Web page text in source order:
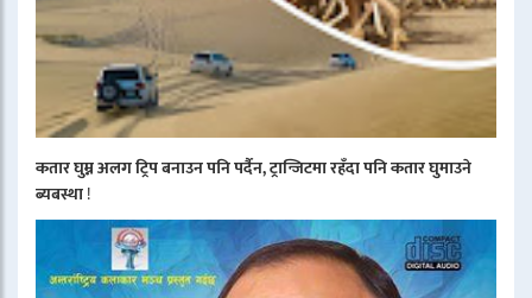
कतार घुम्न अलग ट्रिप बनाउन पनि पर्दैन, ट्रान्जिटमा रहँदा पनि कतार घुमाउने
ब्यबस्था!